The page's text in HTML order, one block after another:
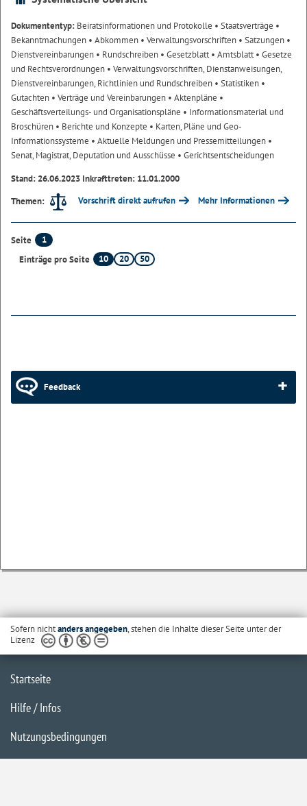
Dokumententyp: Beiratsinformationen und Protokolle • Staatsverträge •
Bekanntmachungen • Abkommen • Verwaltungsvorschriften • Satzungen •
Dienstvereinbarungen • Rundschreiben • Gesetzblatt• Amtsblatt• Gesetze
und Rechtsverordnungen • Verwaltungsvorschriften, Dienstanweisungen,
Dienstvereinbarungen, Richtlinien und Rundschreiben • Statistiken •
Gutachten • Verträge und Vereinbarungen • Aktenpläne •
Geschäftsverteilungs- und Organisationspläne • Informationsmaterial und
Broschüren • Berichte und Konzepte • Karten, Pläne und Geo-
Informationssysteme • Aktuelle Meldungen und Pressemitteilungen •
Senat, Magistrat, Deputation und Ausschüsse • Gerichtsentscheidungen
Stand: 26.06.2023 Inkrafttreten: 11.01.2000
Themen:
Vorschrift direkt aufrufen Mehr Informationen
Seite
1
Einträge pro Seite
10 20 50
Feedback
Sofern nichtanders angegeben, stehen die Inhalte dieser Seite unter der
Lizenz
Startseite
Hilfe / Infos
Nutzungsbedingungen